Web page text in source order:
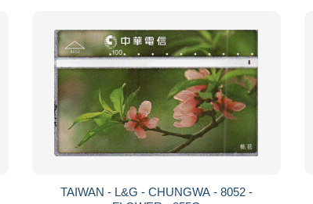
TAIWAN - L&G - CHUNGWA - 8052 -